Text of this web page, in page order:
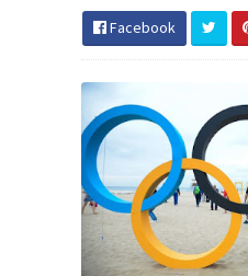
Facebook